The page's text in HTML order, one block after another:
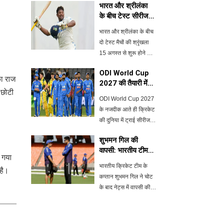
राज
भारत और श्रीलंका
के बीच टेस्ट सीरीज:
साई सुदर्शन की चोट
से सरफराज खान को
मौका
भारत और श्रीलंका के बीच
दो टेस्ट मैचों की श्रृंखला
15 अगस्त से शुरू होने जा
सुदर्शन की चोट के कारण
सरफराज खान को टीम में
शामिल करने की संभावना
बढ़ गई है। पहले टेस्ट का
आयो
ODI World Cup
2027 की तैयारी में
वापसी
ODI World Cup 2027
के नजदीक आते ही क्रिकेट
की दुनिया में ट्राई सीरीज
गई है। इंग्लैंड एवं वेल्स
क्रिकेट बोर्ड के CEO ने
अगले 12 से 18 महीनों में
इस प्रारूप के आयोजन की
संभावना
शुभमन गिल की
वापसी: भारतीय टीम
के लिए राहत की खबर
भारतीय क्रिकेट टीम के
कप्तान शुभमन गिल ने चोट
के बाद नेट्स में वापसी की है,